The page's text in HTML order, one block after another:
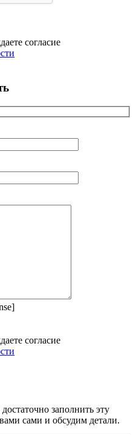
согласие
согласие
заполнить эту
сами и обсудим детали.